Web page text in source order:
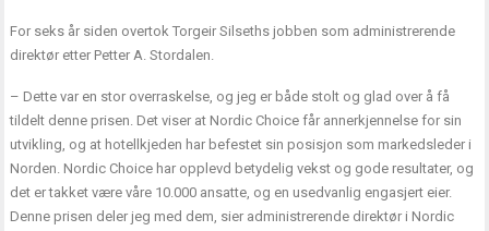
For seks år siden overtok Torgeir Silseths jobben som administrerende
direktør etter Petter A. Stordalen.
– Dette var en stor overraskelse, og jeg er både stolt og glad over å få
tildelt denne prisen. Det viser at Nordic Choice får annerkjennelse for sin
utvikling, og at hotellkjeden har befestet sin posisjon som markedsleder i
Norden. Nordic Choice har opplevd betydelig vekst og gode resultater, og
det er takket være våre 10.000 ansatte, og en usedvanlig engasjert eier.
Denne prisen deler jeg med dem, sier administrerende direktør i Nordic